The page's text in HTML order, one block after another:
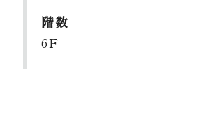
階数
6F